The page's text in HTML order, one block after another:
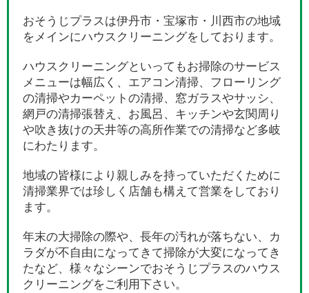
おそうじプラスは伊丹市・宝塚市・川西市の地域
をメインにハウスクリーニングをしております。
ハウスクリーニングといってもお掃除のサービス
メニューは幅広く、エアコン清掃、フローリング
の清掃やカーペットの清掃、窓ガラスやサッシ、
網戸の清掃張替え、お風呂、キッチンや玄関周り
や吹き抜けの天井等の高所作業での清掃など多岐
にわたります。
地域の皆様により親しみを持っていただくために
清掃業界では珍しく店舗も構えて営業をしており
ます。
年末の大掃除の際や、長年の汚れが落ちない、カ
ラダが不自由になってきて掃除が大変になってき
たなど、様々なシーンでおそうじプラスのハウス
クリーニングをご利用下さい。